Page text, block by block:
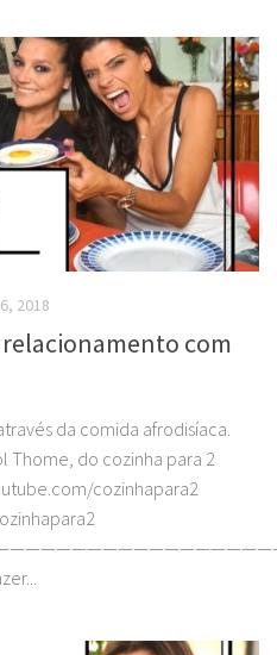
2018
com
da comida afrodisíaca.
Thome, do cozinha para 2
cozinhapara2